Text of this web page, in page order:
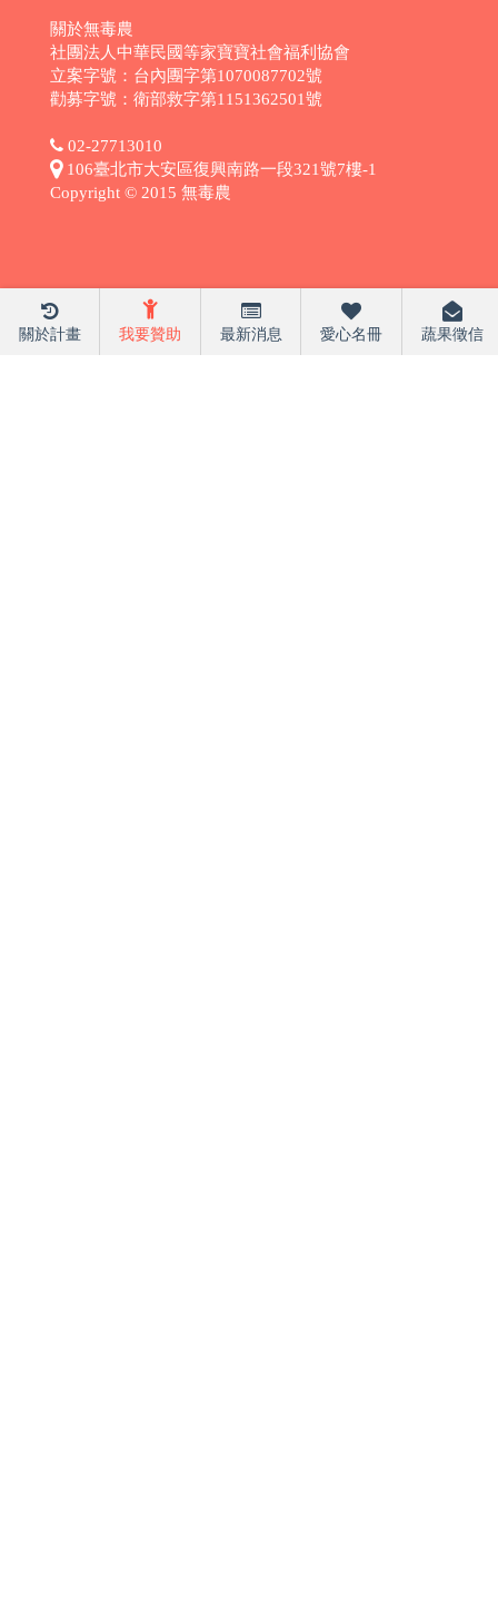
關於計畫 我要贊助 最新消息 愛心名冊 蔬果徵信
關於無毒農
社團法人中華民國等家寶寶社會福利協會
立案字號：台內團字第1070087702號
勸募字號：衛部救字第1151362501號
02-27713010
106臺北市大安區復興南路一段321號7樓-1
Copyright © 2015 無毒農